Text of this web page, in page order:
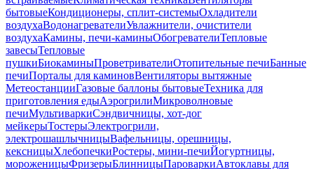
бытовыеКондиционеры, сплит-системыОхладители
воздухаВодонагревателиУвлажнители, очистители
воздухаКамины, печи-каминыОбогревателиТепловые
завесыТепловые
пушкиБиокаминыПроветривателиОтопительные печиБанные
печиПорталы для каминовВентиляторы вытяжные
МетеостанцииГазовые баллоны бытовыеТехника для
приготовления едыАэрогрилиМикроволновые
печиМультиваркиСэндвичницы, хот-дог
мейкерыТостерыЭлектрогрили,
электрошашлычницыВафельницы, орешницы,
кексницыХлебопечкиРостеры, мини-печиЙогуртницы,
мороженицыФризерыБлинницыПароваркиАвтоклавы для